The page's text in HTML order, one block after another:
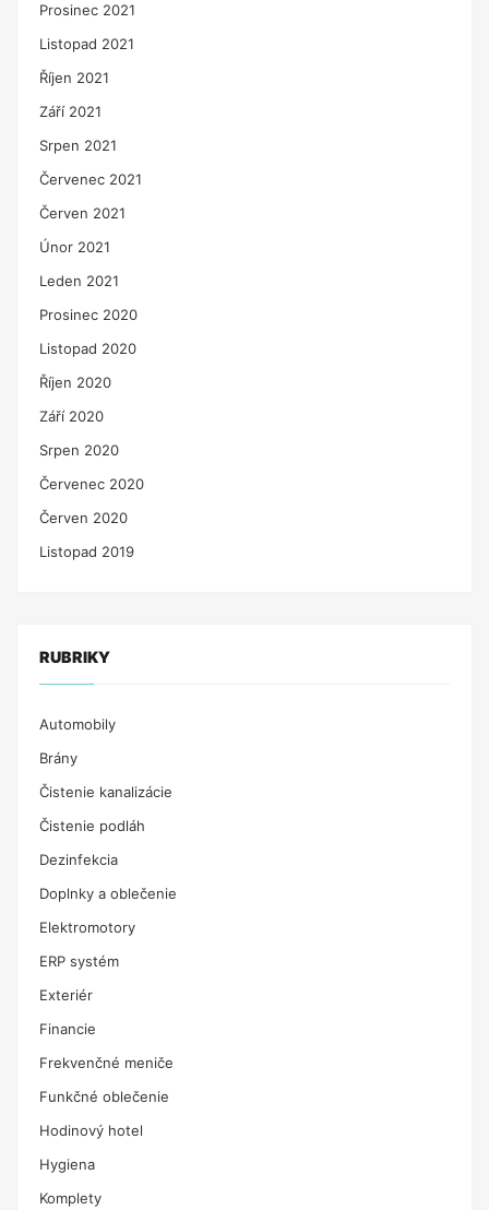
Prosinec 2021
Listopad 2021
Říjen 2021
Září 2021
Srpen 2021
Červenec 2021
Červen 2021
Únor 2021
Leden 2021
Prosinec 2020
Listopad 2020
Říjen 2020
Září 2020
Srpen 2020
Červenec 2020
Červen 2020
Listopad 2019
RUBRIKY
Automobily
Brány
Čistenie kanalizácie
Čistenie podláh
Dezinfekcia
Doplnky a oblečenie
Elektromotory
ERP systém
Exteriér
Financie
Frekvenčné meniče
Funkčné oblečenie
Hodinový hotel
Hygiena
Komplety